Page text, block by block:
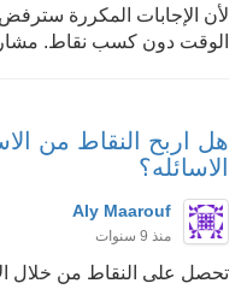
لأن الإجابات المكررة
الوقت دون كسب نقاط.
هل اربح النقاط من
الاسائله؟
Aly Maarouf
منذ 9 سنوات
تحصل على النقاط من خلال